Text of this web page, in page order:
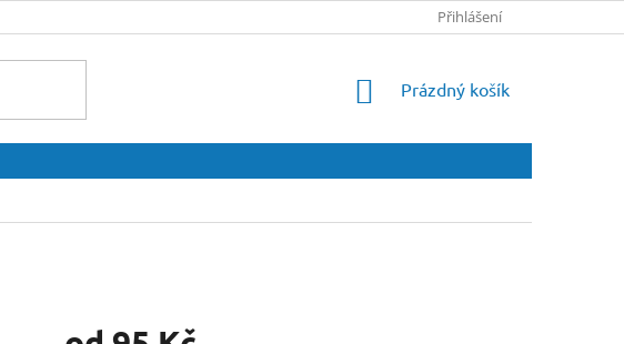
Přihlášení
NÁKUPNÍ
Prázdný košík